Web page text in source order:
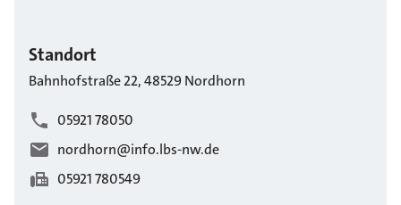
Standort
Bahnhofstraße22,48529Nordhorn
05921 78050
nordhorn@info.lbs-nw.de
05921 780549